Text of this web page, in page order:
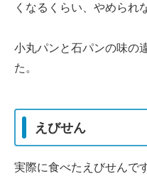
くなるくらい、やめられ
小丸パンと石パンの味の
た。
えびせん
実際に食べたえびせんで